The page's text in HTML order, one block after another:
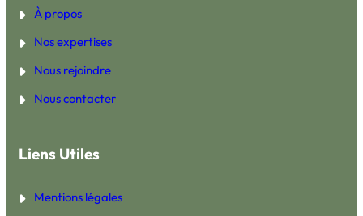
À propos
Nos expertises
Nous rejoindre
Nous contacter
Liens Utiles
Mentions légales